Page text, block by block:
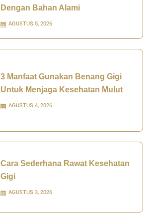
Dengan Bahan Alami
AGUSTUS 5, 2026
3 Manfaat Gunakan Benang Gigi
Untuk Menjaga Kesehatan Mulut
AGUSTUS 4, 2026
Cara Sederhana Rawat Kesehatan
Gigi
AGUSTUS 3, 2026